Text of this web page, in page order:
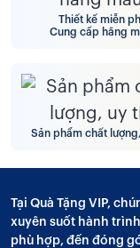
Thiết kế miễn
Cung cấp hãng
Sản phẩm chất
Tại Quà Tặng VIP,
xuyên suốt hành
phù hợp, đến đóng